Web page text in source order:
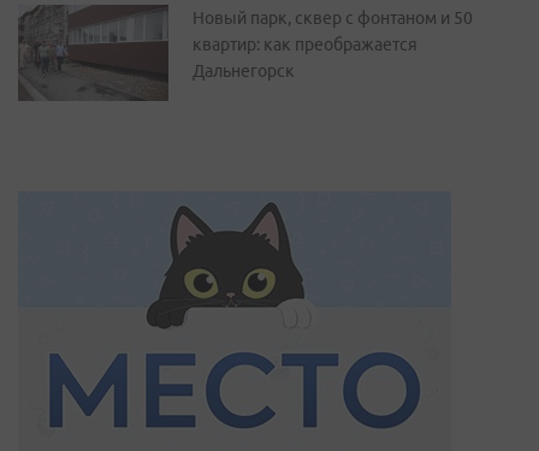
Новый парк, сквер с фонтаном и 50
квартир: как преображается
Дальнегорск